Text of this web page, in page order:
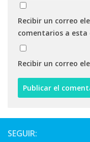
Recibir un correo
comentarios a esta
Recibir un correo
SEGUIR: